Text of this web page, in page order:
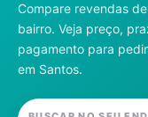
Notícias
Cadastre-se
Gás
Compare revendas
bairro. Veja preço,
pagamento para
em Santos.